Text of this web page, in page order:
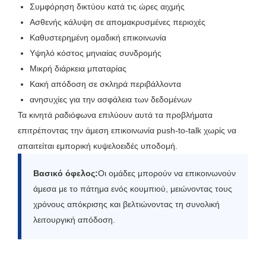
Συμφόρηση δικτύου κατά τις ώρες αιχμής
Ασθενής κάλυψη σε απομακρυσμένες περιοχές
Καθυστερημένη ομαδική επικοινωνία
Υψηλό κόστος μηνιαίας συνδρομής
Μικρή διάρκεια μπαταρίας
Κακή απόδοση σε σκληρά περιβάλλοντα
ανησυχίες για την ασφάλεια των δεδομένων
Τα κινητά ραδιόφωνα επιλύουν αυτά τα προβλήματα
επιτρέποντας την άμεση επικοινωνία push-to-talk χωρίς να
απαιτείται εμπορική κυψελοειδές υποδομή.
Βασικό όφελος:Οι ομάδες μπορούν να επικοινωνούν
άμεσα με το πάτημα ενός κουμπιού, μειώνοντας τους
χρόνους απόκρισης και βελτιώνοντας τη συνολική
λειτουργική απόδοση.